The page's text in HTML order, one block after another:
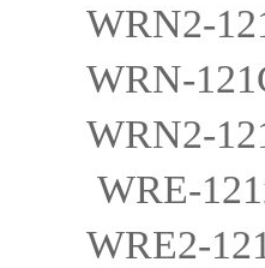
WRN2-
WRN-
WRN2-
WRE-121
WRE2-